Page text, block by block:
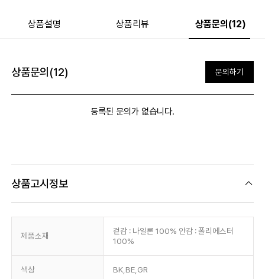
상품설명 상품리뷰 상품문의(12)
상품문의(12) 문의하기
등록된 문의가 없습니다.
상품고시정보
제품소재
겉감 : 나일론 100% 안감 : 폴리에스터
100%
색상 BK,BE,GR